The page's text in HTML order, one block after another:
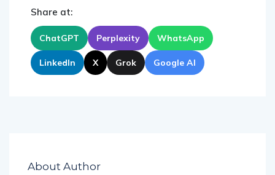
Share at:
ChatGPT Perplexity WhatsApp
LinkedIn X Grok Google AI
About Author